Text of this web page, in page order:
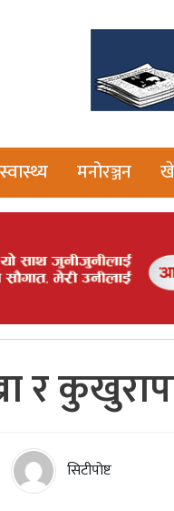
स्वास्थ्य मनोरञ्जन
र
सिटीपोष्ट